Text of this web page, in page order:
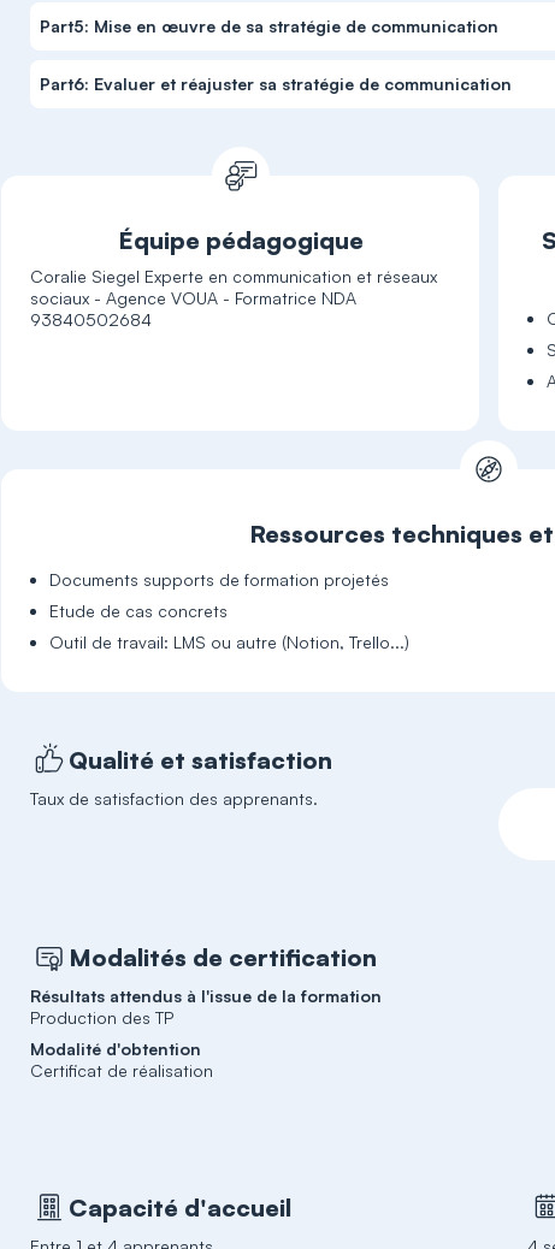
Part5: Mise en œuvre de sa stratégie de communication
Part6: Evaluer et réajuster sa stratégie de communication
Équipe pédagogique
Coralie Siegel Experte en communication et réseaux
sociaux - Agence VOUA - Formatrice NDA
93840502684
Ressources techniques
Documents supports de formation projetés
Etude de cas concrets
Outil de travail: LMS ou autre (Notion, Trello...)
Qualité et satisfaction
Taux de satisfaction des apprenants.
Modalités de certification
Résultats attendus à l'issue de la formation
Production des TP
Modalité d'obtention
Certificat de réalisation
Capacité d'accueil